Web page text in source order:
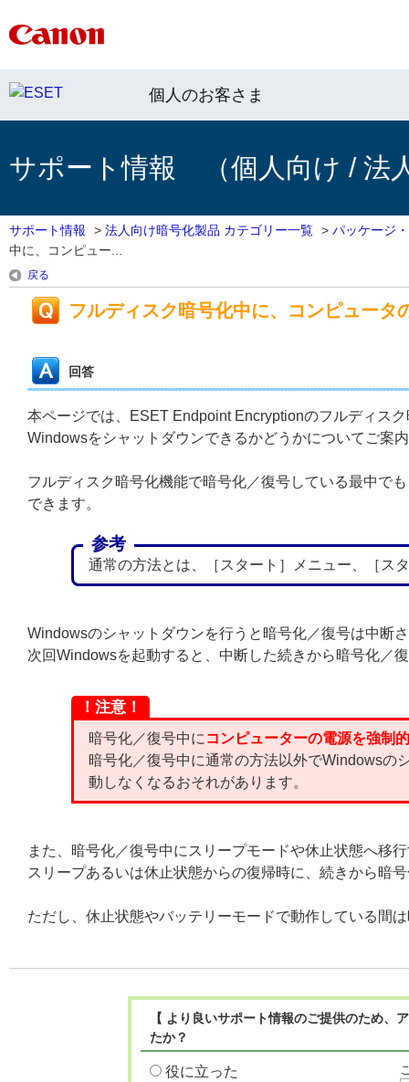
個人のお客さま
サポート情報 （個人向け / 法
サポート情報 > 法人向け暗号化製品 カテゴリー一覧 > パッケージ
中に、コンピュー...
戻る
フルディスク暗号化中に、コンピュータ
回答
本ページでは、ESET Endpoint Encryptionのフルディス
Windowsをシャットダウンできるかどうかについてご案
フルディスク暗号化機能で暗号化／復号している最中で
できます。
参考
通常の方法とは、［スタート］メニュー、［ス
Windowsのシャットダウンを行うと暗号化／復号は中断
次回Windowsを起動すると、中断した続きから暗号化／
！注意！
暗号化／復号中に コンピューターの電源を強制
暗号化／復号中に通常の方法以外でWindowsの
動しなくなるおそれがあります。
また、暗号化／復号中にスリープモードや休止状態へ移
スリープあるいは休止状態からの復帰時に、続きから暗
ただし、休止状態やバッテリーモードで動作している間
【 より良いサポート情報のご提供のため
たか？
役に立った